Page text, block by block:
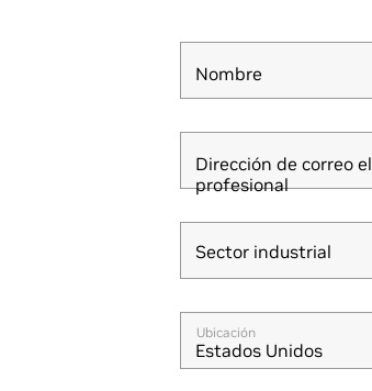
Nombre
Dirección de correo
profesional
Sector industrial
Sector industrial
Ubicación
Estados Unidos